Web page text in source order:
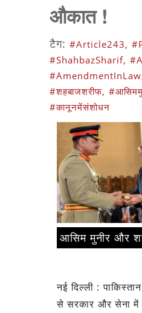
औकात !
टैग: #Article243,
#ShahbazSharif,
#शहबाजशरीफ,
#कानूनमेंसंशोधन
आसिम मुनीर और
नई दिल्ली :
से सरकार और सेना में